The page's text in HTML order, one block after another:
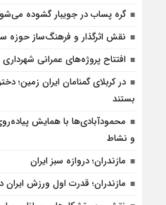
گره پساب در جویبار گشوده
نقش اثرگذار و فرهنگ‌ساز حوزه
افتتاح پروژه‌های عمرانی
در کربلای گمنامان ایران زمین؛
بستند
محمودآبادی‌ها با همایش
و نشاط
مازندران؛ دروازه سبز ایران
مازندران؛ قدرت اول ورزش ایران در ۳۶